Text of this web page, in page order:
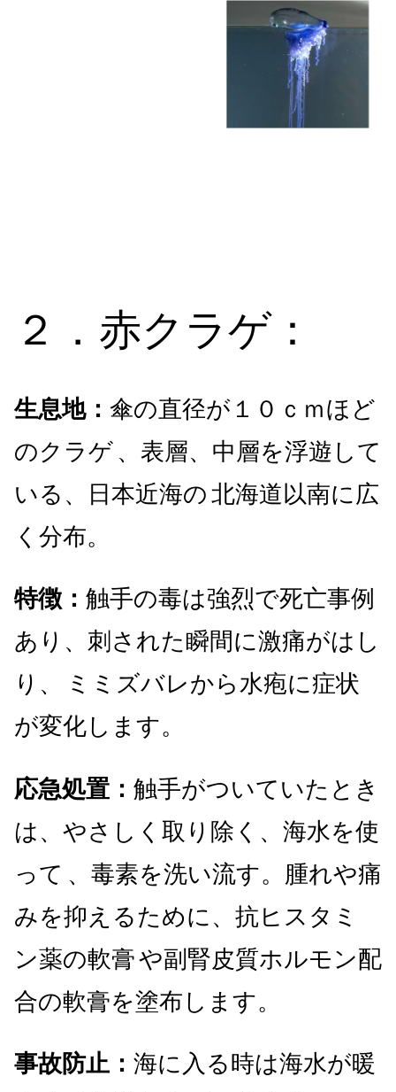
２．赤クラゲ：
生息地： 傘の直径が１０ｃｍほど
のクラゲ 、表層、中層を浮遊して
いる、日本近海の 北海道以南に広
く分布。
特徴： 触手の毒は強烈で死亡事例
あり、刺された瞬間に激痛がはし
り、
ミミズバレから水疱に症状
が変化します。
応急処置： 触手がついていたとき
は、やさしく取り除く、海水を使
って 、毒素を洗い流す。腫れや痛
みを抑えるために、抗ヒスタミ
ン薬の軟膏や副腎皮質ホルモン配
合の軟膏を塗布します。
事故防止： 海に入る時は海水が暖